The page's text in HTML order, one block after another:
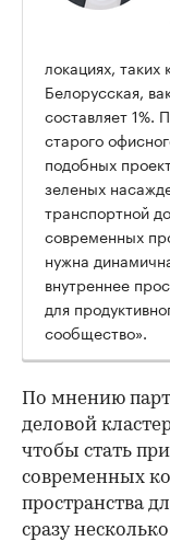
локациях,
Белорусская,
составляет 1%.
старого
подобных
зеленых
транспортной
современных
нужна
внутреннее
для
сообщество».
По мнению
деловой
чтобы стать
современных
пространства
сразу